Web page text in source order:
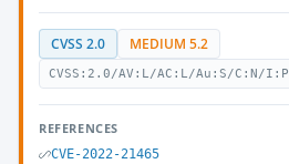
CVSS 2.0 MEDIUM 5.2
CVSS:2.0/AV:L/AC:L/Au:S/C:N/
REFERENCES
CVE-2022-21465